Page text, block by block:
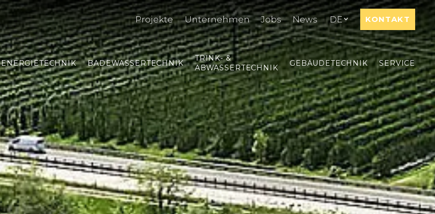
Projekte Unternehmen Jobs News DE KONTAKT
ENERGIETECHNIK BADEWASSERTECHNIK
TRINK- &
ABWASSERTECHNIK
GEBÄUDETECHNIK SERVICE